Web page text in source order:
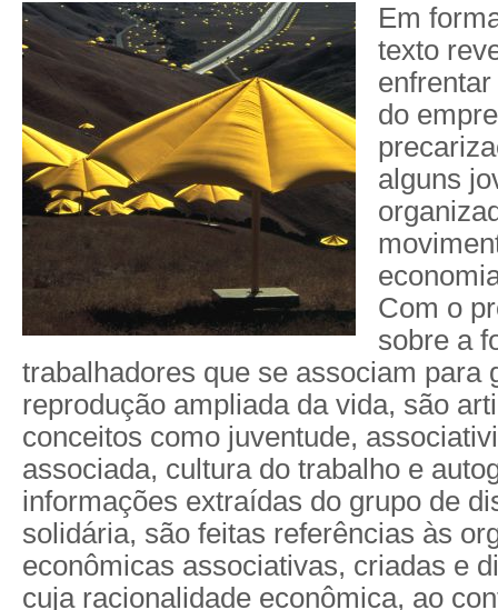
Em
texto
do
alguns
Com o
sobre a
trabalhadores que se associam para
reprodução ampliada da vida, são
conceitos como juventude,
associada, cultura do trabalho e
informações extraídas do grupo de
solidária, são feitas referências às
econômicas associativas, criadas e
cuja racionalidade econômica, ao